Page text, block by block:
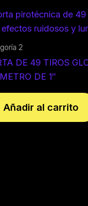
2
DE 49 TIROS
DE 1″
Añadir al carrito